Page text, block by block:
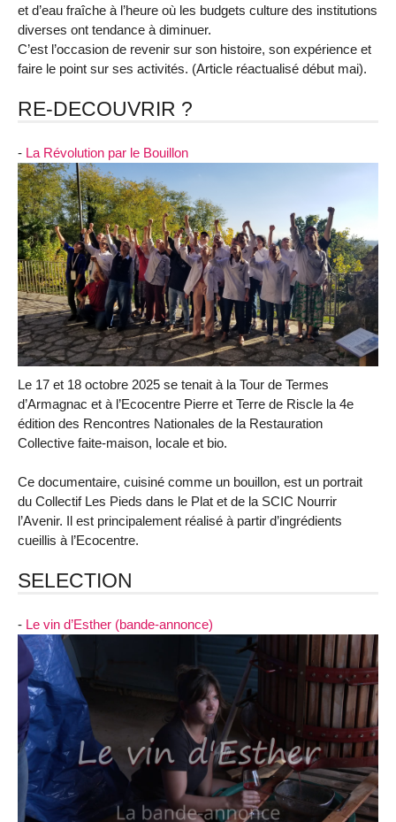
et d’eau fraîche à l’heure où les budgets culture des institutions
diverses ont tendance à diminuer.
C’est l’occasion de revenir sur son histoire, son expérience et
faire le point sur ses activités. (Article réactualisé début mai).
RE-DECOUVRIR ?
- La Révolution par le Bouillon
Le 17 et 18 octobre 2025 se tenait à la Tour de Termes
d’Armagnac et à l’Ecocentre Pierre et Terre de Riscle la 4e
édition des Rencontres Nationales de la Restauration
Collective faite-maison, locale et bio.
Ce documentaire, cuisiné comme un bouillon, est un portrait
du Collectif Les Pieds dans le Plat et de la SCIC Nourrir
l’Avenir. Il est principalement réalisé à partir d’ingrédients
cueillis à l’Ecocentre.
SELECTION
- Le vin d’Esther (bande-annonce)